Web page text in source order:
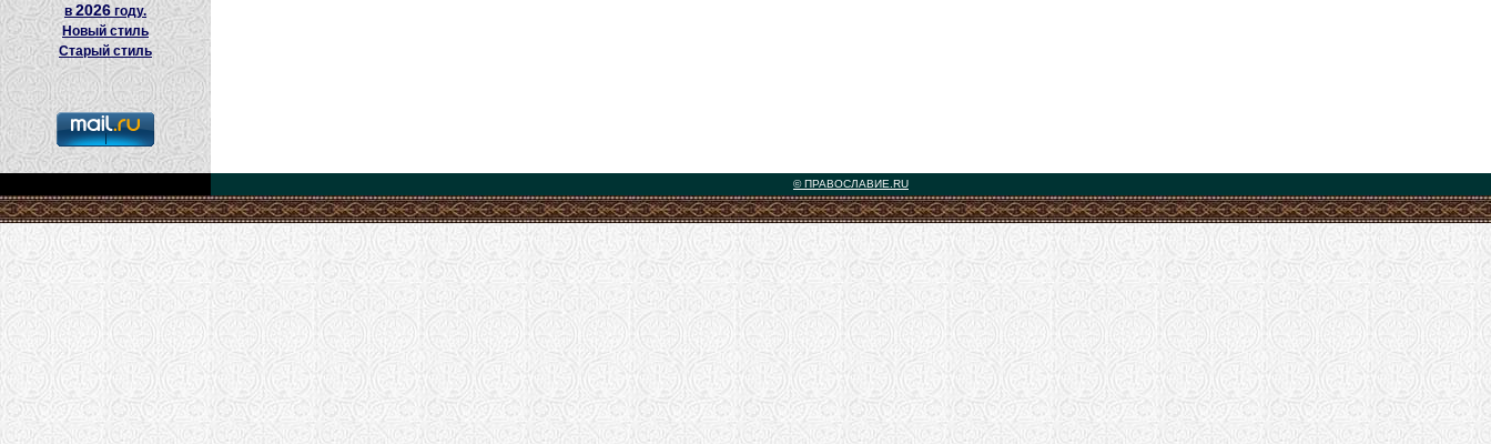
в2026 году.
Новый стиль
Старый стиль
© ПРАВОСЛАВИЕ.RU